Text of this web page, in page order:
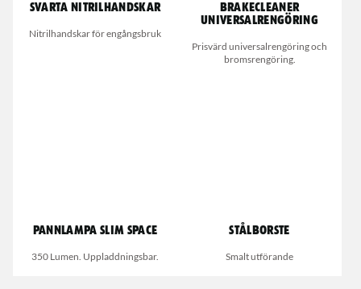
Svarta nitrilhandskar
Nitrilhandskar för engångsbruk
Brakecleaner
universalrengöring
Prisvärd universalrengöring och
bromsrengöring.
Pannlampa Slim Space
350 Lumen. Uppladdningsbar.
Stålborste
Smalt utförande